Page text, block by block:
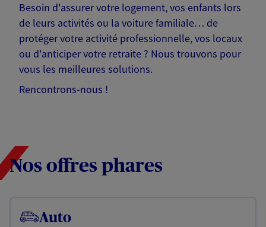
Besoin d'assurer votre logement, vos enfants lors
de leurs activités ou la voiture familiale… de
protéger votre activité professionnelle, vos locaux
ou d'anticiper votre retraite ? Nous trouvons pour
vous les meilleures solutions.
Rencontrons-nous !
Nos offres phares
Auto